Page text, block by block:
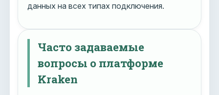
данных на всех типах подключения.
Часто задаваемые
вопросы о платформе
Kraken